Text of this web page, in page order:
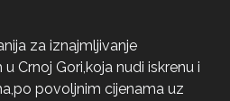
za iznajmljivanje
Crnoj Gori,koja nudi iskrenu i
povoljnim cijenama uz